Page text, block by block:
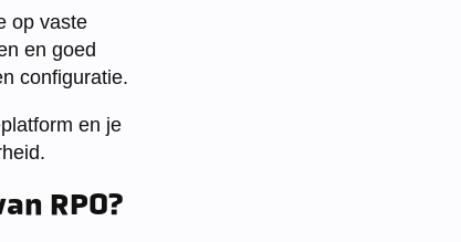
op vaste
en goed
configuratie.
en je
RPO?